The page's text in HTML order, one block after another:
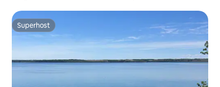
Superhost
Superhost